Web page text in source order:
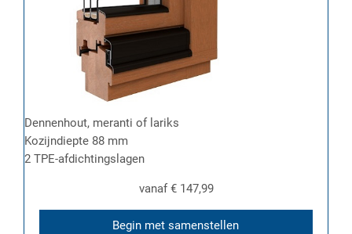
Dennenhout, meranti of lariks
Kozijndiepte 88 mm
2 TPE-afdichtingslagen
vanaf€ 147,99
Begin met samenstellen